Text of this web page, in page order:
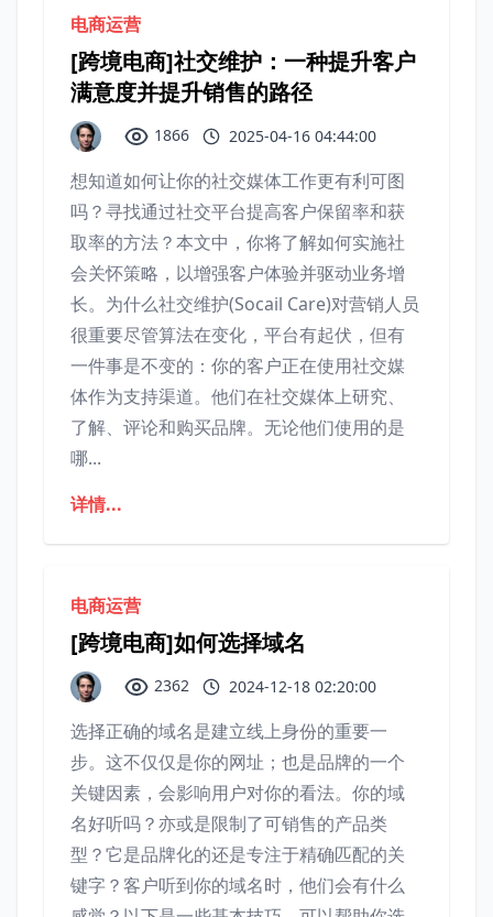
电商运营
[跨境电商]社交维护：一种提升客户
满意度并提升销售的路径
1866 2025-04-16 04:44:00
想知道如何让你的社交媒体工作更有利可图
吗？寻找通过社交平台提高客户保留率和获
取率的方法？本文中，你将了解如何实施社
会关怀策略，以增强客户体验并驱动业务增
长。为什么社交维护(Socail Care)对营销人员
很重要尽管算法在变化，平台有起伏，但有
一件事是不变的：你的客户正在使用社交媒
体作为支持渠道。他们在社交媒体上研究、
了解、评论和购买品牌。无论他们使用的是
哪...
详情...
电商运营
[跨境电商]如何选择域名
2362 2024-12-18 02:20:00
选择正确的域名是建立线上身份的重要一
步。这不仅仅是你的网址；也是品牌的一个
关键因素，会影响用户对你的看法。你的域
名好听吗？亦或是限制了可销售的产品类
型？它是品牌化的还是专注于精确匹配的关
键字？客户听到你的域名时，他们会有什么